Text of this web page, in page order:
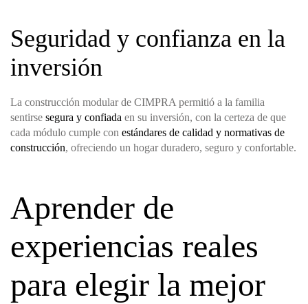
Seguridad y confianza en la
inversión
La construcción modular de CIMPRA permitió a la familia
sentirse segura y confiada en su inversión, con la certeza de que
cada módulo cumple con estándares de calidad y normativas de
construcción, ofreciendo un hogar duradero, seguro y confortable.
Aprender de
experiencias reales
para elegir la mejor